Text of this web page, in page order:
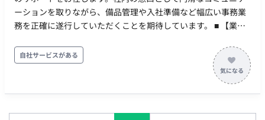
ェーズと予定 基盤の導入・設定から構築、運用、継続的な自動
化・改善フェーズまで幅広く対応予定です。 ■案件の魅力 構築
や運用だけでなく、現場の課題発見から自動化ツールの開発、
業務改善の提案・設計まで幅広く携わることができます。主体
的かつリーダーシップを発揮して成果を出せるやりがいのある
ト（週2日出社 / 週3日リモート想定のハイブリッド勤務） MTG
ションツール：Microsoft Teams、メール 報告方法：日次/週次
ーションを取りながら、備品管理や入社準備など幅広い事務業
務を正確に遂行していただくことを期待しています。 ■ 【業務
口業務】 社内の窓口として、各種問い合わせ対応など 【入社準
備サポート】 各種ツールの設定やアカウントの付与・設定業務
【労務サポート】 労務回りに関するサポート業務（※ご経験が
ある場合にお任せします） ■ 【チーム体制】 ・正社員：1名 ・
自社サービスがある